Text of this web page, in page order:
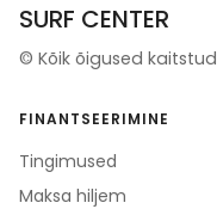
SURF CENTER
© Kõik õigused kaitstud
FINANTSEERIMINE
Tingimused
Maksa hiljem